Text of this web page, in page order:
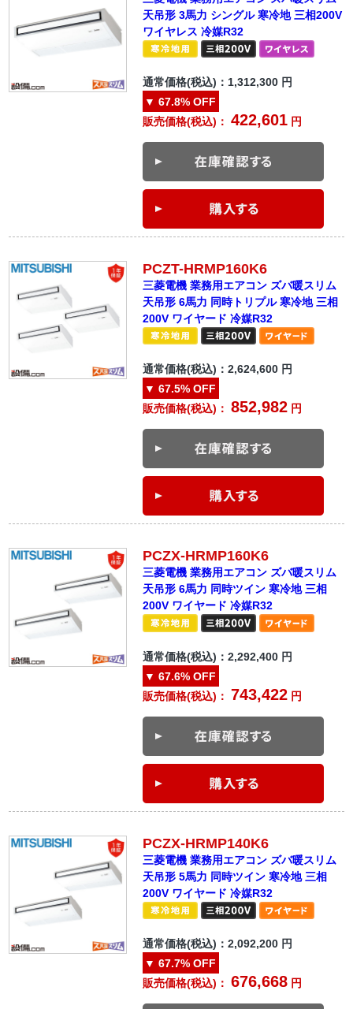
天吊形 3馬力 シングル 寒冷地 三相200V
ワイヤレス 冷媒R32
通常価格(税込)： 1,312,300 円
▼ 67.8% OFF
販売価格(税込)：422,601 円
PCZT-HRMP160K6
三菱電機 業務用エアコン ズバ暖スリム
天吊形 6馬力 同時トリプル 寒冷地 三相
200V ワイヤード 冷媒R32
通常価格(税込)：2,624,600 円
▼ 67.5% OFF
販売価格(税込)：852,982 円
PCZX-HRMP160K6
三菱電機 業務用エアコン ズバ暖スリム
天吊形 6馬力 同時ツイン 寒冷地 三相
200V ワイヤード 冷媒R32
通常価格(税込)：2,292,400 円
▼ 67.6% OFF
販売価格(税込)： 743,422 円
PCZX-HRMP140K6
三菱電機 業務用エアコン ズバ暖スリム
天吊形 5馬力 同時ツイン 寒冷地 三相
200V ワイヤード 冷媒R32
通常価格(税込)：2,092,200 円
▼ 67.7% OFF
販売価格(税込)：676,668 円